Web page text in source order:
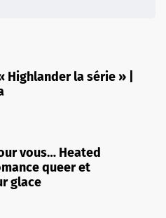
Highlander la série » |
vous… Heated
queer et
glace